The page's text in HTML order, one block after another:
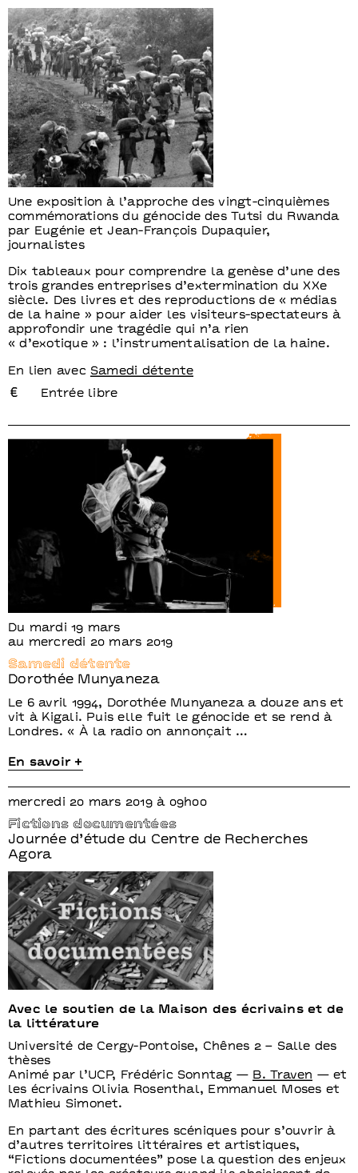
Une exposition à l’approche des vingt-cinquièmes
commémorations du génocide des Tutsi du Rwanda
par Eugénie et Jean-François Dupaquier,
journalistes
Dix tableaux pour comprendre la genèse d’une des
trois grandes entreprises d’extermination du XXe
siècle. Des livres et des reproductions de « médias
de la haine » pour aider les visiteurs-spectateurs à
approfondir une tragédie qui n’a rien
« d’exotique » : l’instrumentalisation de la haine.
En lien avecSamedi détente
Entrée libre
Du mardi 19 mars
au mercredi 20 mars 2019
Samedi détente
Dorothée Munyaneza
Le 6 avril 1994, Dorothée Munyaneza a douze ans et
vit à Kigali. Puis elle fuit le génocide et se rend à
Londres. « À la radio on annonçait …
En savoir +
mercredi 20 mars 2019 à 09h00
Fictions documentées
Journée d’étude du Centre de Recherches
Agora
Avec le soutien de la Maison des écrivains et de
la littérature
Université de Cergy-Pontoise, Chênes 2 – Salle des
thèses
Animé par l’UCP, Frédéric Sonntag — B. Traven — et
les écrivains Olivia Rosenthal, Emmanuel Moses et
Mathieu Simonet.
En partant des écritures scéniques pour s’ouvrir à
d’autres territoires littéraires et artistiques,
“Fictions documentées” pose la question des enjeux